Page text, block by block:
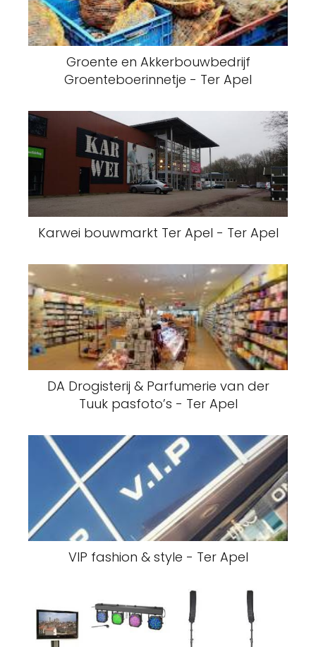
Groente en Akkerbouwbedrijf
Groenteboerinnetje - Ter Apel
Karwei bouwmarkt Ter Apel - Ter Apel
DA Drogisterij & Parfumerie van der
Tuuk pasfoto’s - Ter Apel
VIP fashion & style - Ter Apel